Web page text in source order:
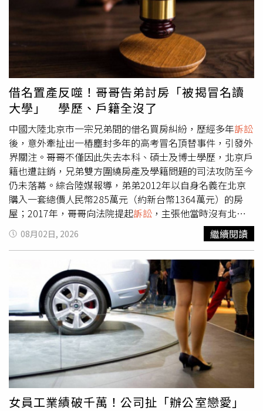
狀進一步指控，USTR並未指出各經濟體被課徵的關稅稅
率，與當地供應鏈中涉及強迫勞動商品的比例之間存在任何
關聯；USTR更沒有建立可達成的明確標準，使這60個經濟
體可以解除關稅制裁。該份法律文件還指出，USTR所提出
的例子與政府的關稅理由存在矛盾。USTR曾以巴西冷凍牛
肉作為3項與強迫勞動相關商品的例子之一，但該產品卻被
豁免於相關關稅之外。對此，紐約州州長霍楚（Kathy
Hochul）在聲明中表示，這些關稅是「對美國勤奮家庭徵
收的稅」，並指出相關措施將推高食品雜貨、家庭必需品、
建築材料以及其他日常商品的成本。這起訴訟也質疑關稅措
施公布的時間點。USTR於7月23日宣布相關關稅，而就在
前1天，依據1974年貿易法第122條款（Section 122）實施
的臨時關稅措施才剛到期。此舉使川普的關稅制度得以在沒
有中斷的情況下繼續運作。美國最高法院此前曾裁定，《國
際緊急經濟權力法》（International Emergency Economic
Powers Act）並未授權川普實施先前的關稅措施。之後，美
國國際貿易法院也駁回政府依據第122條款實施關稅的做
法，但該裁決目前因上訴程序而暫停執行。這些州政府還引
用政府官員的公開言論，作為第301條款關稅結果早已被預
先決定的證據。例如最高法院作出相關裁決後，葛里爾曾透
露，政府官員將採取其他貿易授權工具，並加速相關程序，
以「確保政策延續」；美國財政部長貝森特（Scott
Bessent）之後也聲稱，關稅稅率將恢復到「完全相同的水
準」。報導補充，上述案件已是針對川普新關稅措施提出的
第2起法律挑戰。此前，一群小型企業才起訴川普政府，並
提出類似論點，認為川普不能利用新的法律授權，重新建立
已被最高法院判定無效的關稅措施。
演舉足輕重的角色，更是集團要員陳志進入網路灰色產業的
「幕後大哥」。早在2010年，胡小偉就曾是大陸重慶警方
查獲的「騎士攻擊網絡」非法入侵電腦系統案的主謀，當時
陳志僅為其手下成員之一。後續資料更證實，無論是遭美國
實施制裁的「陳小二」、被香港律政司發布限制令的「胡晏
銘」，或是名震一時的「胡小偉」，皆為同一人。
借名置產反噬！哥哥告弟討房「被揭冒名讀
大學」 學歷、戶籍全沒了
中國大陸北京市一宗兄弟間的借名買房糾紛，歷經多年訴訟
後，意外牽扯出一樁塵封多年的高考冒名頂替事件，引發外
界關注。哥哥不僅因此失去本科、碩士及博士學歷，北京戶
籍也遭註銷，兄弟雙方圍繞房產及學籍問題的司法攻防至今
仍未落幕。綜合陸媒報導，弟弟2012年以自身名義在北京
購入一套總價人民幣285萬元（約新台幣1364萬元）的房
屋；2017年，哥哥向法院提起訴訟 ，主張他當時沒有北京
戶籍，才借用弟弟名義購屋，要求將房產過戶至自己名下。
北京市西城區法院審理後認定，房屋首付款由母親支付，大
部分房貸則由哥哥負擔，因此一審判決弟弟應配合辦理過
戶。弟弟不服判決提出上訴，並向湘潭大學實名舉報哥哥涉
嫌冒用其高考錄取資格。經校方調查，確認哥哥於2001年
冒用弟弟身分入學就讀，湘潭大學於2018年撤銷其本科學
歷。訴訟期間，兄弟曾嘗試和解。哥哥支付160萬元，另就
200萬元款項簽立欠條，弟弟則撤回上訴，並出具聲明表示
先前舉報內容不實。然而，由於剩餘款項未依約支付，弟弟
再次提告追討欠款，並重啟對學籍事件的追責程序。2025
年8月，湖南省高級人民法院認為湘潭大學首次撤銷學歷的
決定存在「證據不足、程序違法」等問題，要求校方重新作
成行政處分。同年11月，湘潭大學再次作出撤銷哥哥本科學
08月02日, 2026 繼續閱讀
女員工業績破千萬！公司扯「辦公室戀愛」